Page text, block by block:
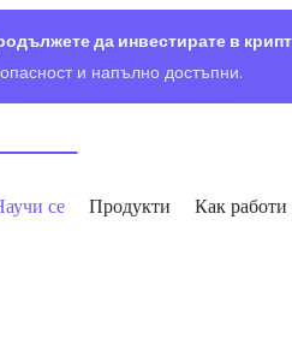
да инвестирате в
и напълно достъпни.
се Продукти Как работи